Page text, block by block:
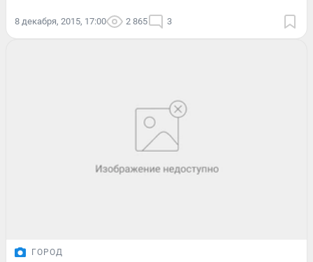
8 декабря, 2015, 17:00 2 865 3
ГОРОД